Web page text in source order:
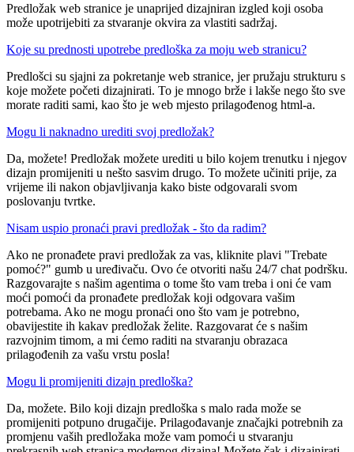
Predložak web stranice je unaprijed dizajniran izgled koji osoba
može upotrijebiti za stvaranje okvira za vlastiti sadržaj.
Koje su prednosti upotrebe predloška za moju web stranicu?
Predlošci su sjajni za pokretanje web stranice, jer pružaju strukturu s
koje možete početi dizajnirati. To je mnogo brže i lakše nego što sve
morate raditi sami, kao što je web mjesto prilagođenog html-a.
Mogu li naknadno urediti svoj predložak?
Da, možete! Predložak možete urediti u bilo kojem trenutku i njegov
dizajn promijeniti u nešto sasvim drugo. To možete učiniti prije, za
vrijeme ili nakon objavljivanja kako biste odgovarali svom
poslovanju tvrtke.
Nisam uspio pronaći pravi predložak - što da radim?
Ako ne pronađete pravi predložak za vas, kliknite plavi "Trebate
pomoć?" gumb u uređivaču. Ovo će otvoriti našu 24/7 chat podršku.
Razgovarajte s našim agentima o tome što vam treba i oni će vam
moći pomoći da pronađete predložak koji odgovara vašim
potrebama. Ako ne mogu pronaći ono što vam je potrebno,
obavijestite ih kakav predložak želite. Razgovarat će s našim
razvojnim timom, a mi ćemo raditi na stvaranju obrazaca
prilagođenih za vašu vrstu posla!
Mogu li promijeniti dizajn predloška?
Da, možete. Bilo koji dizajn predloška s malo rada može se
promijeniti potpuno drugačije. Prilagođavanje značajki potrebnih za
promjenu vaših predložaka može vam pomoći u stvaranju